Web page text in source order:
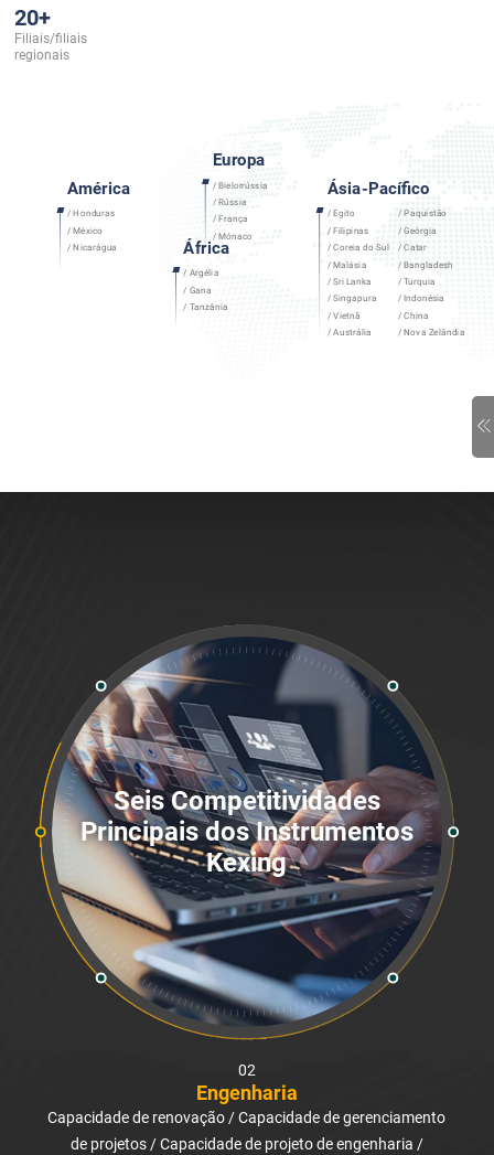
20+
Filiais/filiais
regionais
América
/ Honduras
/ México
/ Nicarágua
Europa
/ Bielorrússia
/ Rússia
/ França
/ Mónaco
África
/ Argélia
/ Gana
/ Tanzânia
Ásia-Pacífico
/ Egito / Paquistão
/ Filipinas
/ Geórgia
/ Coreia do Sul
/ Catar
/ Malásia
/ Bangladesh
/ Sri Lanka / Turquia
/ Singapura
/ Indonésia
/ Vietnã
/ China
/ Austrália / Nova Zelândia
Seis Competitividades
Principais dos Instrumentos
Kexing
01
Serviço
Serviço completo do ciclo de vida / Garantia de 1 ano /
Entrega global